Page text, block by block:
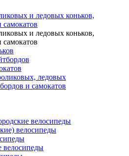
и ледовых коньков,
самокатов
и ледовых коньков,
самокатов
ледовых
и самокатов
велосипеды
велосипеды
велосипеды